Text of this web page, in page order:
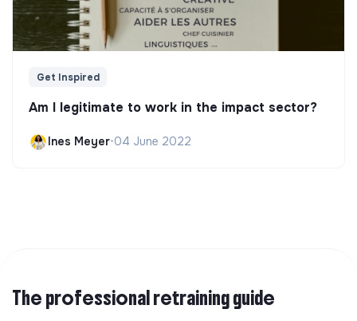
Get Inspired
Am I legitimate to work in the impact sector?
Ines Meyer•04 June 2022
The professional retraining guide